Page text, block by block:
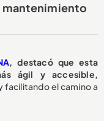
, destacó que esta
ágil y accesible,
facilitando el camino a